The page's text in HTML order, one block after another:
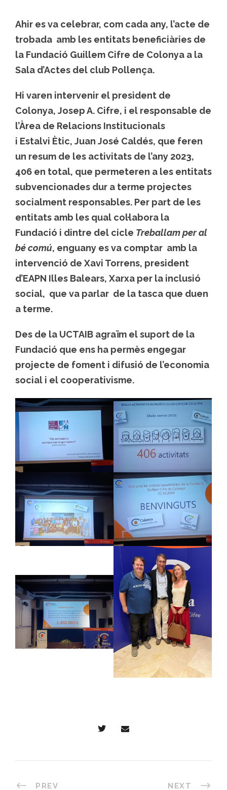
Ahir es va celebrar, com cada any, l’acte de
trobada amb les entitats beneficiàries de
la Fundació Guillem Cifre de Colonya a la
Sala d’Actes del club Pollença.
Hi varen intervenir el president de
Colonya, Josep A. Cifre, i el responsable de
l’Àrea de Relacions Institucionals
i Estalvi Ètic, Juan José Caldés, que feren
un resum de les activitats de l’any 2023,
406 en total, que permeteren a les entitats
subvencionades dur a terme projectes
socialment responsables. Per part de les
entitats amb les qual col·labora la
Fundació i dintre del cicle Treballam per al
bé comú, enguany es va comptar amb la
intervenció de Xavi Torrens, president
d’EAPN Illes Balears, Xarxa per la inclusió
social, que va parlar de la tasca que duen
a terme.
Des de la UCTAIB agraïm el suport de la
Fundació que ens ha permès engegar
projecte de foment i difusió de l’economia
social i el cooperativisme.
PREV NEXT